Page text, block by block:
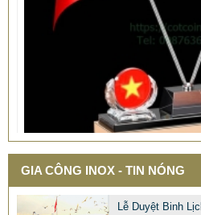
QUÀ TẶNG Ý NGHĨA CHO SẾP
CỜ ĐỂ BÀN & HỘP
GIA CÔNG INOX - TIN NÓNG
Lễ Duyệt Binh